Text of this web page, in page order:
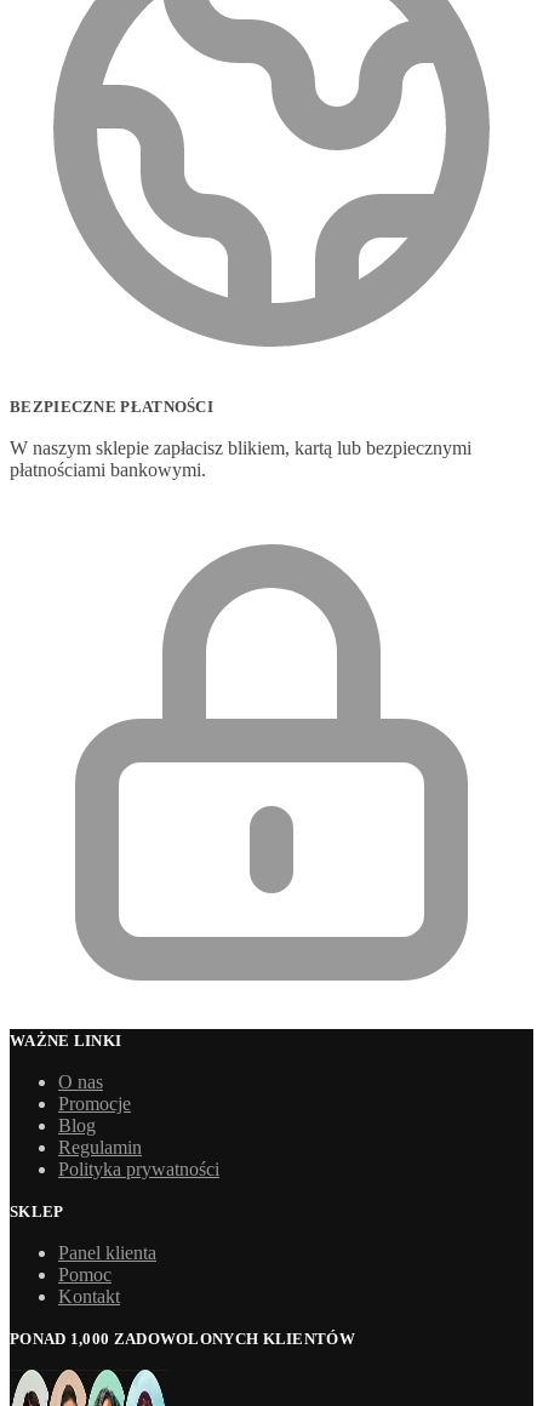
BEZPIECZNE PŁATNOŚCI
W naszym sklepie zapłacisz blikiem, kartą lub bezpiecznymi
płatnościami bankowymi.
WAŻNE LINKI
O nas
Promocje
Blog
Regulamin
Polityka prywatności
SKLEP
Panel klienta
Pomoc
Kontakt
PONAD 1,000 ZADOWOLONYCH KLIENTÓW